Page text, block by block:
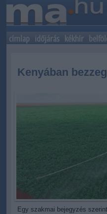
címlap időjárás kékhír
Kenyában
Egy szakmai bejegyzés